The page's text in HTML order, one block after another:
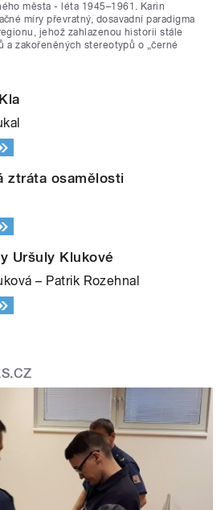
města - léta 1945–1961. Karin
míry převratný, dosavadní paradigma
jehož zahlazenou historii stále
a zakořeněných stereotypů o „černé
ztráta osamělosti
Uršuly Klukové
– Patrik Rozehnal